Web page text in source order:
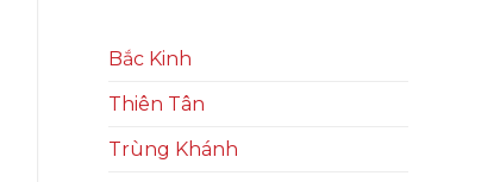
Bắc Kinh
Thiên Tân
Trùng Khánh